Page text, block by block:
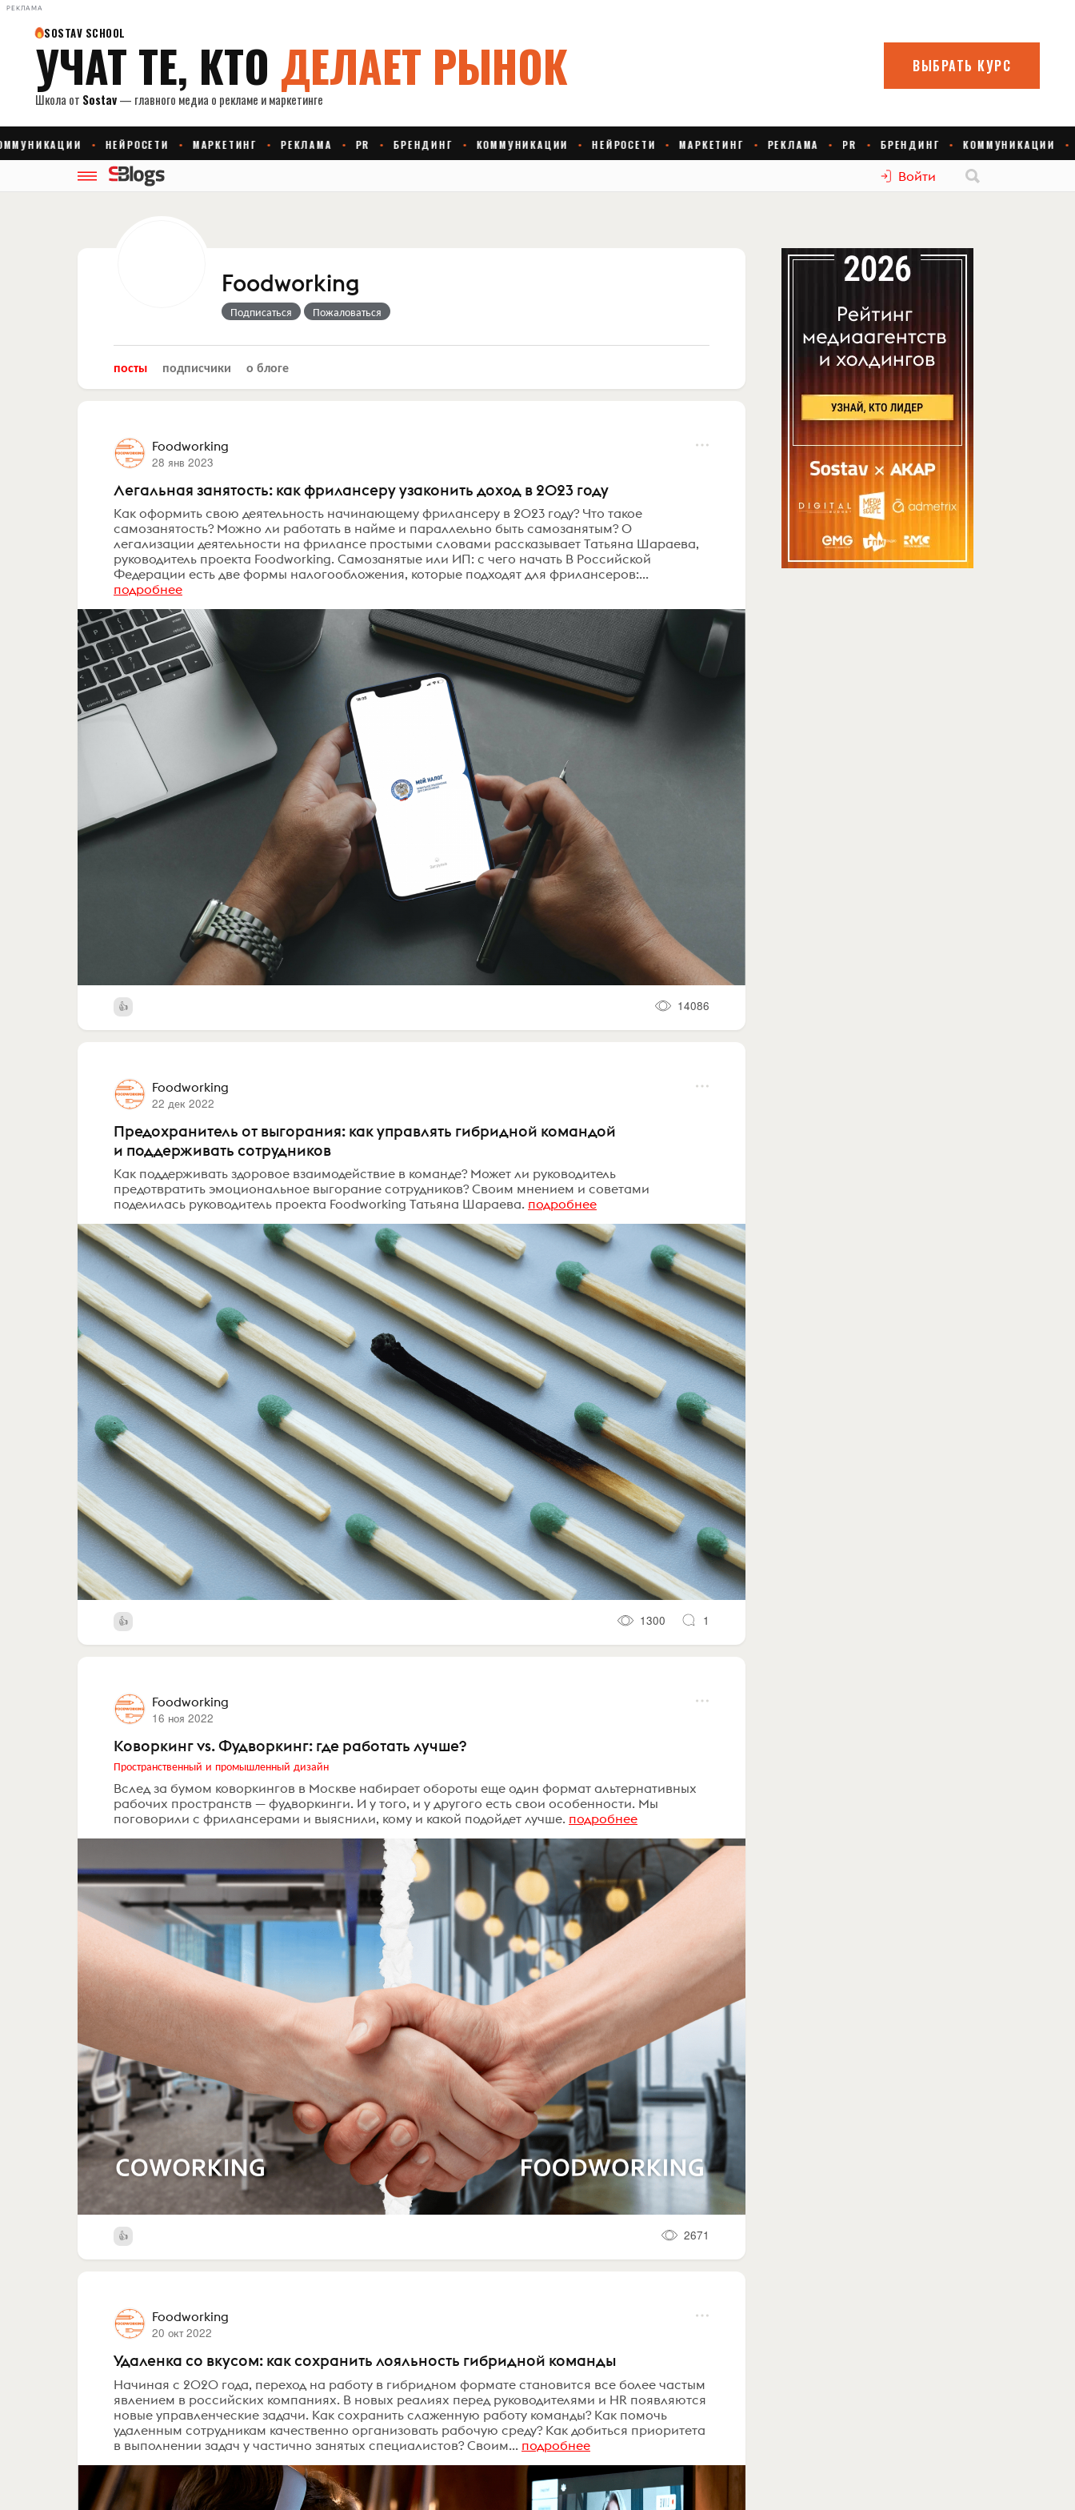
РЕКЛАМА
Войти
Foodworking
Подписаться Пожаловаться
посты подписчики о блоге
Foodworking
28 янв 2023
Легальная занятость: как фрилансеру узаконить доход в 2023 году
Как оформить свою деятельность начинающему фрилансеру в 2023 году? Что такое
самозанятость? Можно ли работать в найме и параллельно быть самозанятым? О
легализации деятельности на фрилансе простыми словами рассказывает Татьяна Шараева,
руководитель проекта Foodworking. Самозанятые или ИП: с чего начать В Российской
Федерации есть две формы налогообложения, которые подходят для фрилансеров:...
подробнее
14086
Foodworking
22 дек 2022
Предохранитель от выгорания: как управлять гибридной командой
и поддерживать сотрудников
Как поддерживать здоровое взаимодействие в команде? Может ли руководитель
предотвратить эмоциональное выгорание сотрудников? Своим мнением и советами
поделилась руководитель проекта Foodworking Татьяна Шараева. подробнее
1300 1
Foodworking
16 ноя 2022
Коворкинг vs. Фудворкинг: где работать лучше?
Пространственный и промышленный дизайн
Вслед за бумом коворкингов в Москве набирает обороты еще один формат альтернативных
рабочих пространств — фудворкинги. И у того, и у другого есть свои особенности. Мы
поговорили с фрилансерами и выяснили, кому и какой подойдет лучше. подробнее
2671
Foodworking
20 окт 2022
Удаленка со вкусом: как сохранить лояльность гибридной команды
Начиная с 2020 года, переход на работу в гибридном формате становится все более частым
явлением в российских компаниях. В новых реалиях перед руководителями и HR появляются
новые управленческие задачи. Как сохранить слаженную работу команды? Как помочь
удаленным сотрудникам качественно организовать рабочую среду? Как добиться приоритета
в выполнении задач у частично занятых специалистов? Своим... подробнее